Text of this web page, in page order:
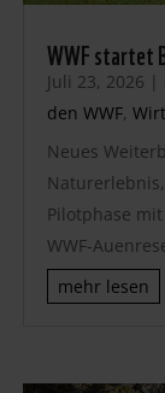
WWF startet
Juli 23, 2026 |
den WWF,
Neues
Pilotphase
WWF-
mehr lesen